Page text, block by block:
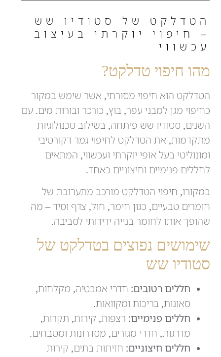
הטדלקט של סטודיו שש
– חיפוי יוקרתי בעיצוב
עכשווי
מהו חיפוי טדלקט?
הטדלקט הוא חיפוי מסורתי, אשר שימש במקור
כחיפוי מגן למבני עפר, בוץ, כורכר ובורות מים. עם
השנים, סטודיו שש פיתחה, בשילוב טכנולוגיות
מתקדמות, את הטדלקט לחיפוי גמר דקורטיבי
ומונוליטי בעל אופי יוקרתי ועכשווי, המתאים
לחללים פנימיים וחיצוניים כאחד.
במקורו, חיפוי הטדלקט מורכב מתערובת של
חומרים טבעיים, כגון חימר, חול, צדף וסיד – מה
שהופך אותו לחומר בנייה ידידותי לסביבה.
שימושים נפוצים בטדלקט של
סטודיו שש
חללים רטובים: חדרי אמבטיה, מקלחות,
סאונות, בריכות ומקוואות.
חללים פנימיים: רצפות, קירות, תקרות,
מדרגות, חדרי מגורים, מסדרונות ומטבחים.
חללים חיצוניים: חזיתות בתים, קירות